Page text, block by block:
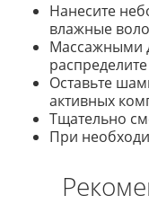
Нанесите
влажные
Массажными
Оставьте
активных
Тщательно
При